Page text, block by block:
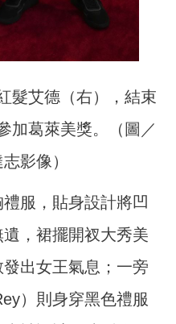
髮艾德（右），結束
加葛萊美獎。（圖／
影像）
服，貼身設計將凹
，裙擺開衩大秀美
出女王氣息；一旁
）則身穿黑色禮服